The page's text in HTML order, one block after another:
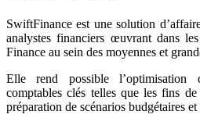
SwiftFinance est une solution
analystes financiers œuvrant dans
Finance au sein des moyennes et
Elle rend possible l’optimisation
comptables clés telles que les fins
préparation de scénarios budgétaires